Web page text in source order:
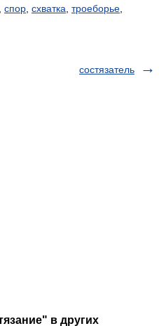
спор схватка троеборье
состязатель
в других